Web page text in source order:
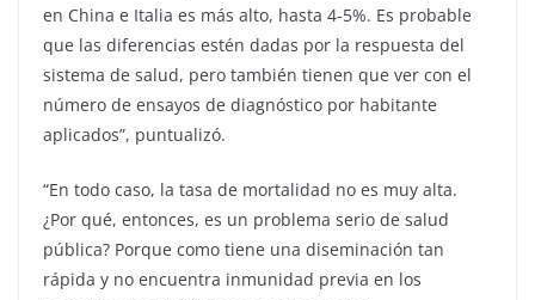
en China e Italia es más alto, hasta 4-5%. Es probable
que las diferencias estén dadas por la respuesta del
sistema de salud, pero también tienen que ver con el
número de ensayos de diagnóstico por habitante
aplicados”, puntualizó.
“En todo caso, la tasa de mortalidad no es muy alta.
¿Por qué, entonces, es un problema serio de salud
pública? Porque como tiene una diseminación tan
rápida y no encuentra inmunidad previa en los